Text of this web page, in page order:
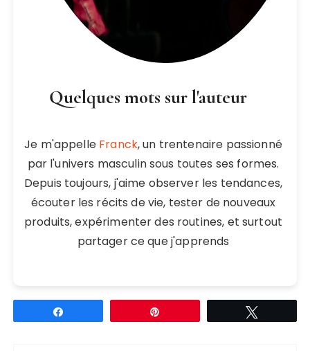
Quelques mots sur l'auteur
Je m'appelle Franck, un trentenaire passionné
par l'univers masculin sous toutes ses formes.
Depuis toujours, j'aime observer les tendances,
écouter les récits de vie, tester de nouveaux
produits, expérimenter des routines, et surtout
partager ce que j'apprends